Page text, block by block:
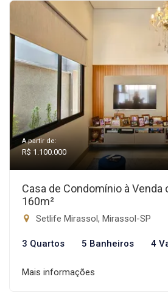
A partir de:
R$ 1.100.000
Casa de Condomínio à Venda
160m²
Setlife Mirassol, Mirassol-SP
3 Quartos 5 Banheiros 4
Mais informações